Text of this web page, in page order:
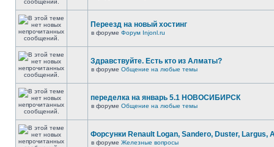
Переезд на новый хостинг
в форуме Форум Injonl.ru
Здравствуйте. Есть кто из Алматы?
в форуме Общение на любые темы
переделка на январь 5.1 НОВОСИБИРСК
в форуме Общение на любые темы
Форсунки Renault Logan, Sandero, Duster, Largus,
в форуме Железные вопросы